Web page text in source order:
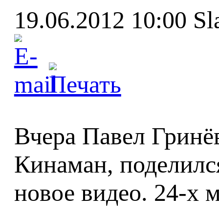
19.06.2012 10:00
Вчера Павел
Кинаман,
новое видео. 24-х